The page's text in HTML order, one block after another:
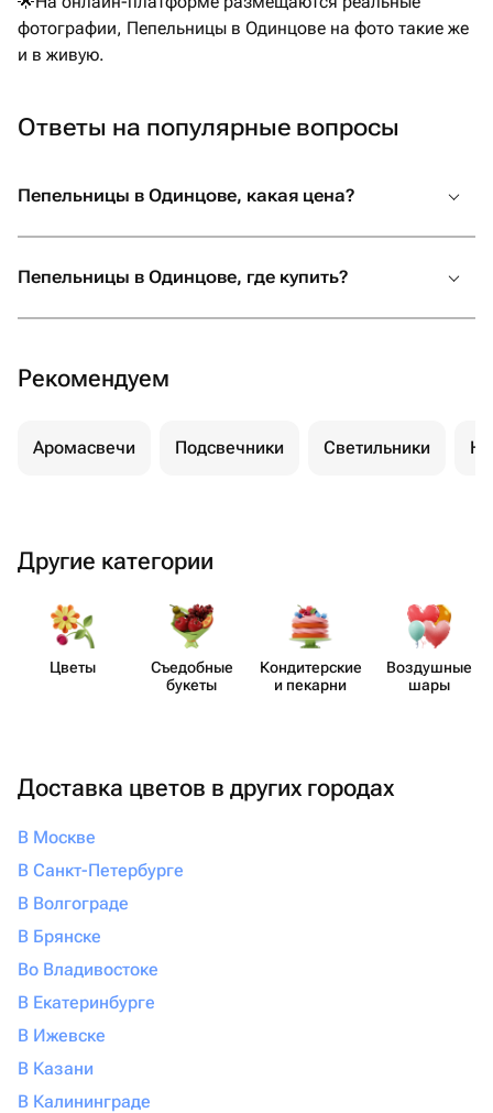
фотографии, Пепельницы в Одинцове на фото такие же
и в живую.
Ответы на популярные вопросы
Пепельницы в Одинцове, какая цена?
Пепельницы в Одинцове, где купить?
Рекомендуем
Аромасвечи Подсвечники Светильники
Другие категории
Цветы
Съедобные
букеты
Кондит​ерские
и пекарни
Воздушные
шары
Доставка цветов в других городах
В Москве
В Санкт-Петербурге
В Волгограде
В Брянске
Во Владивостоке
В Екатеринбурге
В Ижевске
В Казани
В Калининграде